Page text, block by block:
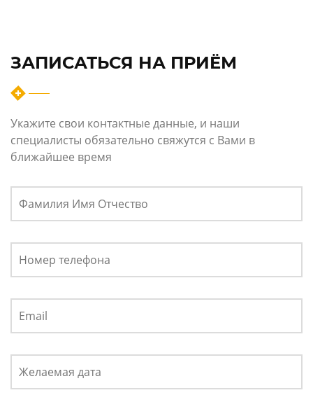
ЗАПИСАТЬСЯ НА ПРИЁМ
Укажите свои контактные данные, и наши
специалисты обязательно свяжутся с Вами в
ближайшее время